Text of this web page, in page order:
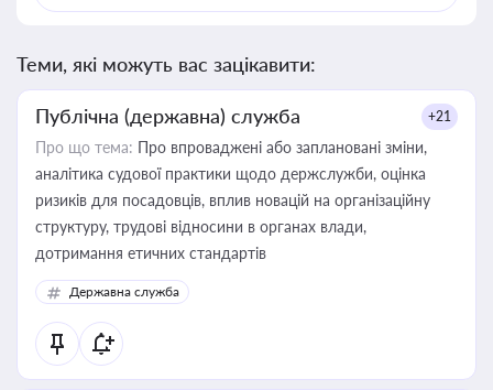
Теми, які можуть вас зацікавити:
Публічна (державна) служба +21
Про що тема: Про впроваджені або заплановані зміни,
аналітика судової практики щодо держслужби, оцінка
ризиків для посадовців, вплив новацій на організаційну
структуру, трудові відносини в органах влади,
дотримання етичних стандартів
Державна служба